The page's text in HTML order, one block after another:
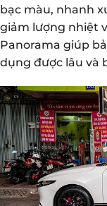
bạc màu, nhanh
giảm lượng nhiệt
Panorama giúp
dụng được lâu và